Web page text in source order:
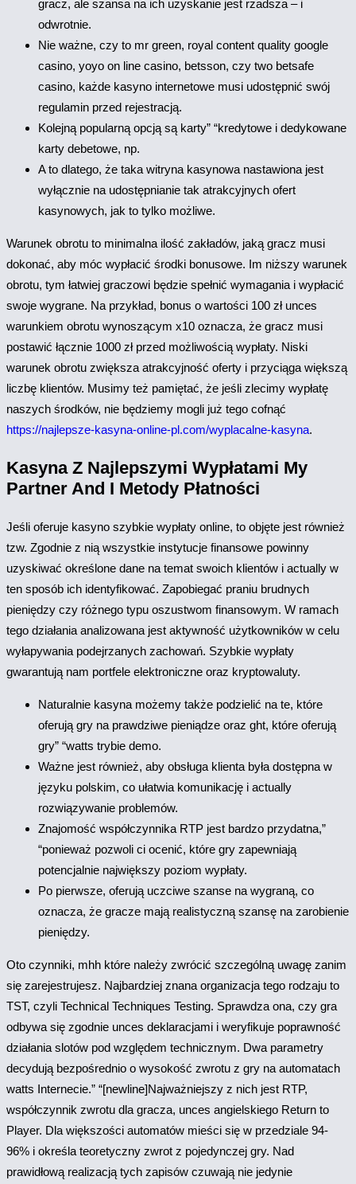
gracz, ale szansa na ich uzyskanie jest rzadsza – i
odwrotnie.
Nie ważne, czy to mr green, royal content quality google
casino, yoyo on line casino, betsson, czy two betsafe
casino, każde kasyno internetowe musi udostępnić swój
regulamin przed rejestracją.
Kolejną popularną opcją są karty” “kredytowe i dedykowane
karty debetowe, np.
A to dlatego, że taka witryna kasynowa nastawiona jest
wyłącznie na udostępnianie tak atrakcyjnych ofert
kasynowych, jak to tylko możliwe.
Warunek obrotu to minimalna ilość zakładów, jaką gracz musi
dokonać, aby móc wypłacić środki bonusowe. Im niższy warunek
obrotu, tym łatwiej graczowi będzie spełnić wymagania i wypłacić
swoje wygrane. Na przykład, bonus o wartości 100 zł unces
warunkiem obrotu wynoszącym x10 oznacza, że gracz musi
postawić łącznie 1000 zł przed możliwością wypłaty. Niski
warunek obrotu zwiększa atrakcyjność oferty i przyciąga większą
liczbę klientów. Musimy też pamiętać, że jeśli zlecimy wypłatę
naszych środków, nie będziemy mogli już tego cofnąć
https://najlepsze-kasyna-online-pl.com/wyplacalne-kasyna.
Kasyna Z Najlepszymi Wypłatami My
Partner And I Metody Płatności
Jeśli oferuje kasyno szybkie wypłaty online, to objęte jest również
tzw. Zgodnie z nią wszystkie instytucje finansowe powinny
uzyskiwać określone dane na temat swoich klientów i actually w
ten sposób ich identyfikować. Zapobiegać praniu brudnych
pieniędzy czy różnego typu oszustwom finansowym. W ramach
tego działania analizowana jest aktywność użytkowników w celu
wyłapywania podejrzanych zachowań. Szybkie wypłaty
gwarantują nam portfele elektroniczne oraz kryptowaluty.
Naturalnie kasyna możemy także podzielić na te, które
oferują gry na prawdziwe pieniądze oraz ght, które oferują
gry” “watts trybie demo.
Ważne jest również, aby obsługa klienta była dostępna w
języku polskim, co ułatwia komunikację i actually
rozwiązywanie problemów.
Znajomość współczynnika RTP jest bardzo przydatna,”
“ponieważ pozwoli ci ocenić, które gry zapewniają
potencjalnie największy poziom wypłaty.
Po pierwsze, oferują uczciwe szanse na wygraną, co
oznacza, że ​​gracze mają realistyczną szansę na zarobienie
pieniędzy.
Oto czynniki, mhh które należy zwrócić szczególną uwagę zanim
się zarejestrujesz. Najbardziej znana organizacja tego rodzaju to
TST, czyli Technical Techniques Testing. Sprawdza ona, czy gra
odbywa się zgodnie unces deklaracjami i weryfikuje poprawność
działania slotów pod względem technicznym. Dwa parametry
decydują bezpośrednio o wysokość zwrotu z gry na automatach
watts Internecie.” “[newline]Najważniejszy z nich jest RTP,
współczynnik zwrotu dla gracza, unces angielskiego Return to
Player. Dla większości automatów mieści się w przedziale 94-
96% i określa teoretyczny zwrot z pojedynczej gry. Nad
prawidłową realizacją tych zapisów czuwają nie jedynie